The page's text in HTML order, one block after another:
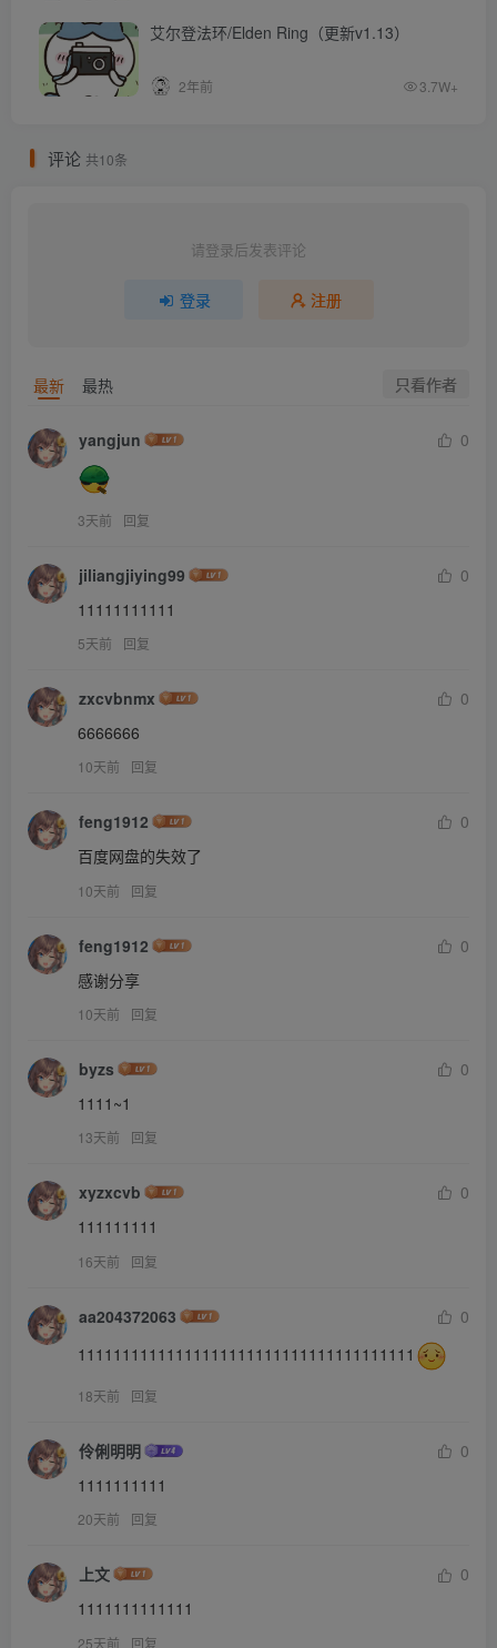
艾尔登法环/Elden Ring（更新v1.13）
2年前 3.7W+
评论 共10条
请登录后发表评论
登录 注册
最新 最热 只看作者
yangjun 0
3天前 回复
jiliangjiying99
0
11111111111
5天前 回复
zxcvbnmx
0
6666666
10天前 回复
feng1912
0
百度网盘的失效了
10天前 回复
feng1912
0
感谢分享
10天前 回复
byzs
0
1111~1
13天前 回复
xyzxcvb
0
111111111
16天前 回复
aa204372063
0
11111111111111111111111111111111111111
18天前 回复
伶俐明明
0
1111111111
20天前 回复
上文
0
1111111111111
25天前 回复